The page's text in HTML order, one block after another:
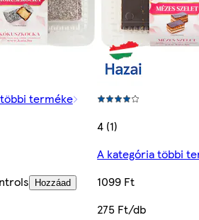
terméke
Hozzáad
4 (1)
A kategória többi
1099 Ft
275 Ft/db